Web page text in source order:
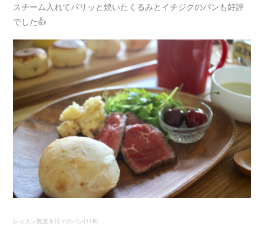
スチーム入れてパリッと焼いたくるみとイチジクのパンも好評
でした👍
レッスン風景＆日々のパン(118)